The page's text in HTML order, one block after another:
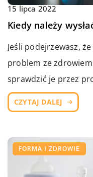
15 lipca 2022
Kiedy należy
Jeśli podejrzewasz,
problem ze
sprawdzić je przez
CZYTAJ DALEJ
FORMA I ZDROWIE